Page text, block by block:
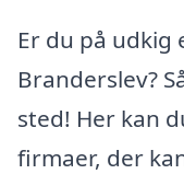
Er du på udkig
Branderslev?
sted! Her kan
firmaer, der